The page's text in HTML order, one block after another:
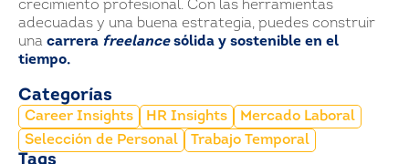
crecimiento profesional. Con las herramientas
adecuadas y una buena estrategia, puedes construir
una carrera freelancesólida y sostenible en el
tiempo.
Categorías
Career Insights HR Insights
Mercado Laboral
Selección de Personal
Trabajo Temporal